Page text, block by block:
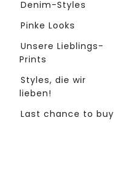
Denim-Styles
Pinke Looks
Unsere Lieblings-
Prints
Styles, die wir
lieben!
Last chance to buy